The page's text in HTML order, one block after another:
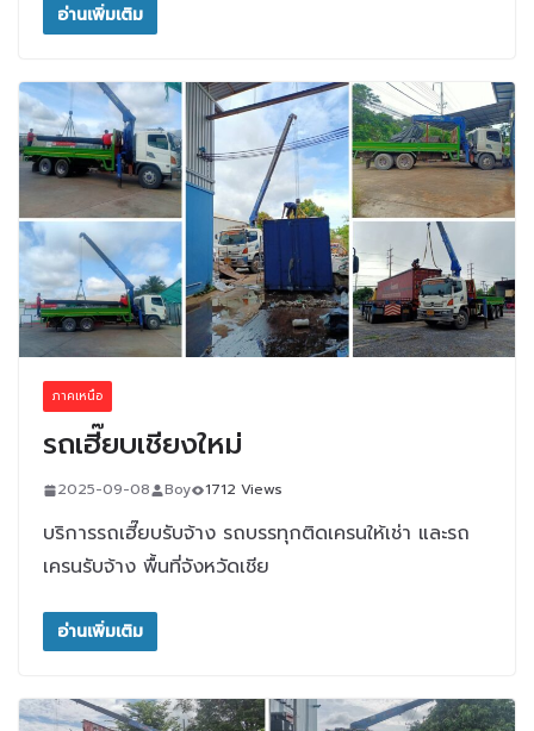
อ่านเพิ่มเติม
ภาคเหนือ
รถเฮี๊ยบเชียงใหม่
2025-09-08 Boy 1712 Views
บริการรถเฮี๊ยบรับจ้าง รถบรรทุกติดเครนให้เช่า และรถ
เครนรับจ้าง พื้นที่จังหวัดเชีย
อ่านเพิ่มเติม